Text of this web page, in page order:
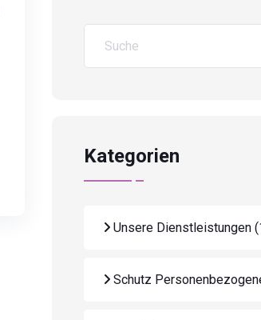
Kategorien
Unsere Dienstleistungen
Schutz